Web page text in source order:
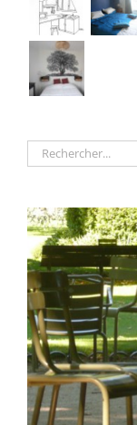
Rechercher: